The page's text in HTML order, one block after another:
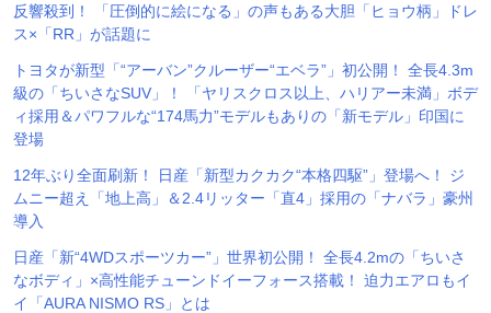
反響殺到！ 「圧倒的に絵になる」の声もある大胆「ヒョウ柄」ドレ
ス×「RR」が話題に
トヨタが新型「“アーバン”クルーザー“エベラ”」初公開！ 全長4.3m
級の「ちいさなSUV」！ 「ヤリスクロス以上、ハリアー未満」ボデ
ィ採用＆パワフルな“174馬力”モデルもありの「新モデル」印国に
登場
12年ぶり全面刷新！ 日産「新型カクカク“本格四駆”」登場へ！ ジ
ムニー超え「地上高」＆2.4リッター「直4」採用の「ナバラ」豪州
導入
日産「新“4WDスポーツカー”」世界初公開！ 全長4.2mの「ちいさ
なボディ」×高性能チューンドイーフォース搭載！ 迫力エアロもイ
イ「AURA NISMO RS」とは